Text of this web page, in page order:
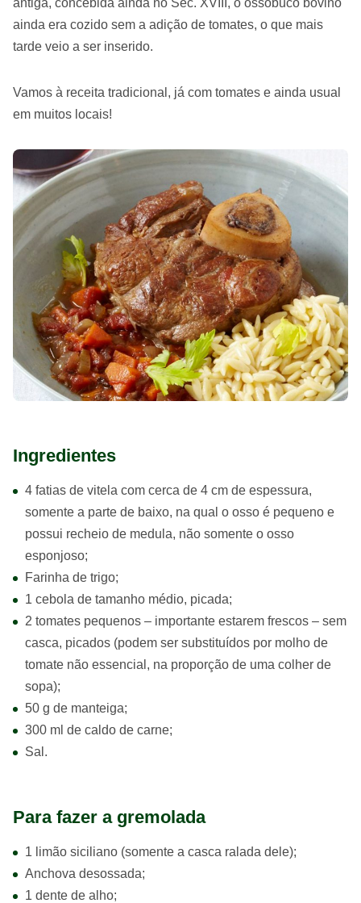
ainda era cozido sem a adição de tomates, o que mais
tarde veio a ser inserido.
Vamos à receita tradicional, já com tomates e ainda usual
em muitos locais!
Ingredientes
4 fatias de vitela com cerca de 4 cm de espessura,
somente a parte de baixo, na qual o osso é pequeno e
possui recheio de medula, não somente o osso
esponjoso;
Farinha de trigo;
1 cebola de tamanho médio, picada;
2 tomates pequenos – importante estarem frescos – sem
casca, picados (podem ser substituídos por molho de
tomate não essencial, na proporção de uma colher de
sopa);
50 g de manteiga;
300 ml de caldo de carne;
Sal.
Para fazer a gremolada
1 limão siciliano (somente a casca ralada dele);
Anchova desossada;
1 dente de alho;